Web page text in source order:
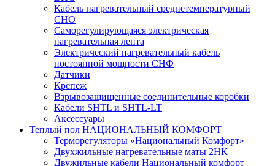
Кабель нагревательный среднетемпературный
СНО
Саморегулирующаяся электрическая
нагревательная лента
Электрический нагревательный кабель
постоянной мощности СНФ
Датчики
Крепеж
Взрывозащищенные соединительные коробки
Кабели SHTL и SHTL-LT
Аксессуары
Теплый пол НАЦИОНАЛЬНЫЙ КОМФОРТ
Терморегуляторы «Национальный Комфорт»
Двухжильные нагревательные маты 2НК
Двужильные кабели Национальный комфорт